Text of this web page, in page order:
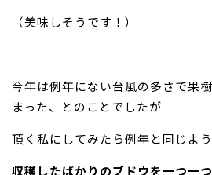
（美味しそうです！）
今年は例年にない台風の多さで果
まった、とのことでしたが
頂く私にしてみたら例年と同じよ
収穫したばかりのブドウを一つ一